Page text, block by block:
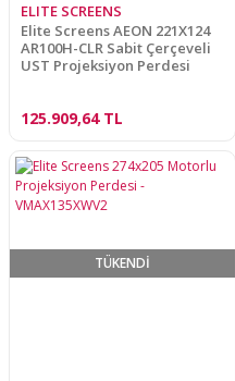
ELITE SCREENS
Elite Screens AEON 221X124
AR100H-CLR Sabit Çerçeveli
UST Projeksiyon Perdesi
125.909,64 TL
TÜKENDİ